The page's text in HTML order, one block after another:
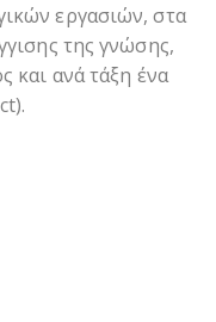
εργασιών, στα
της γνώσης,
και ανά τάξη ένα